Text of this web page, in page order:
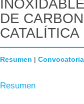
DE
CATALÍTICA
Resumen | Convocatoria
Resumen